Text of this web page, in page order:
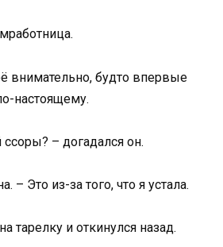
внимательно, будто впервые
настоящему.
ссоры? – догадался он.
– Это из-за того, что я устала.
тарелку и откинулся назад.